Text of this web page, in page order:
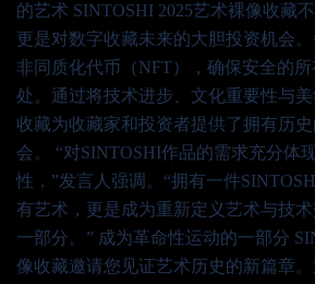
的艺术 SINTOSHI 2025艺术裸像收藏
更是对数字收藏未来的大胆投资机会
非同质化代币（NFT），确保安全的
处。通过将技术进步、文化重要性与
收藏为收藏家和投资者提供了拥有历
会。 “对SINTOSHI作品的需求充分体
性，”发言人强调。“拥有一件
有艺术，更是成为重新定义艺术与技
一部分。” 成为革命性运动的一部分
像收藏邀请您见证艺术历史的新篇章